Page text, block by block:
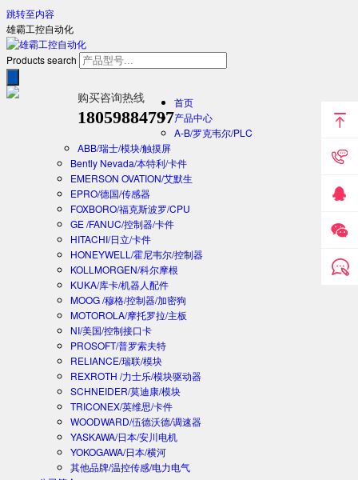
跳转至内容
雄霸工控自动化
Products search
购买咨询热线
18059884797
首页
产品中心
A-B/罗克韦尔/PLC
ABB/瑞士/模块/触摸屏
Bently Nevada/本特利/卡件
EMERSON OVATION/艾默生
EPRO/德国/传感器
FOXBORO/福克斯波罗/CPU
GE /FANUC/控制器/卡件
HITACHI/日立/卡件
HONEYWELL/霍尼韦尔/控制器
KOLLMORGEN/科尔摩根
KUKA/库卡/机器人配件
MOOG /穆格/控制器/加密狗
MOTOROLA/摩托罗拉/主板
NI/美国/控制接口卡
PROSOFT/普罗索夫特
RELIANCE/瑞联/模块
REXROTH /力士乐/模块驱动器
SCHNEIDER/莫迪康/模块
TRICONEX/英维思/卡件
WOODWARD/伍德沃德/调速器
YASKAWA/日本/安川电机
YOKOGAWA/日本/横河
其他品牌/温控传感/电力电气